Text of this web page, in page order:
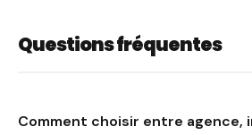
Questions fréquentes
Comment choisir entre agence,